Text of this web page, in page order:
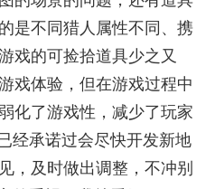
是不同猎人属性不同、携
戏的可捡拾道具少之又
戏体验，但在游戏过程中
化了游戏性，减少了玩家
经承诺过会尽快开发新地
，及时做出调整，不冲别